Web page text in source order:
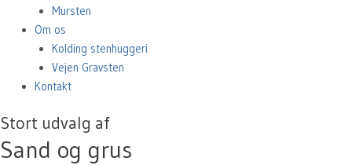
Mursten
Om os
Kolding stenhuggeri
Vejen Gravsten
Kontakt
Stort udvalg af
Sand og grus